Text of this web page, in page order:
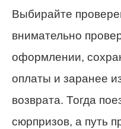
Выбирайте
внимательно
оформлении,
оплаты и заранее
возврата. Тогда
сюрпризов, а путь